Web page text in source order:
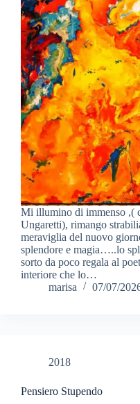
Mi illumino di immenso ,(
Ungaretti), rimango
meraviglia del nuovo
splendore e magia…..lo
sorto da poco regala al
interiore che lo…
marisa
07/07/
2018
Pensiero Stupendo